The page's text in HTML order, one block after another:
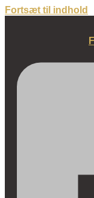
Fortsæt til indhold